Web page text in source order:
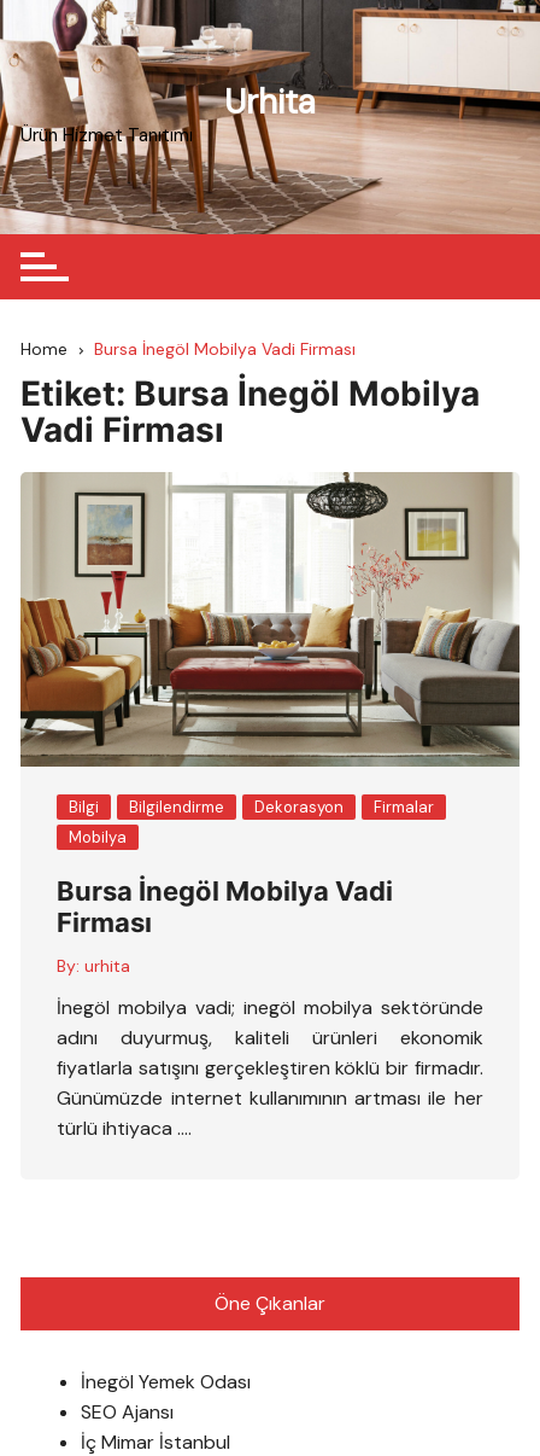
to
content
Urhita
Ürün Hizmet Tanıtımı
Home Bursa İnegöl Mobilya Vadi Firması
Etiket: Bursa İnegöl Mobilya
Vadi Firması
Bilgi Bilgilendirme Dekorasyon
Firmalar
Mobilya
Bursa İnegöl Mobilya Vadi
Firması
By: urhita
İnegöl mobilya vadi; inegöl mobilya sektöründe
adını duyurmuş, kaliteli ürünleri ekonomik
fiyatlarla satışını gerçekleştiren köklü bir firmadır.
Günümüzde internet kullanımının artması ile her
türlü ihtiyaca ….
Öne Çıkanlar
İnegöl Yemek Odası
SEO Ajansı
İç Mimar İstanbul